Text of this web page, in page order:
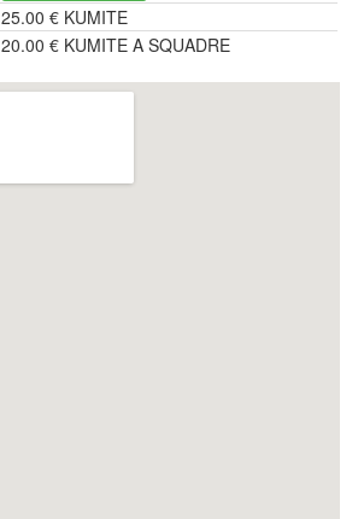
25.00 € KUMITE
20.00 € KUMITE A SQUADRE